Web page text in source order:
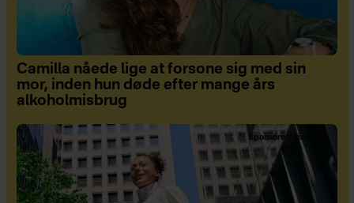
Camilla nåede lige at forsone sig med sin
mor, inden hun døde efter mange års
alkoholmisbrug
Sponsoreret indhold